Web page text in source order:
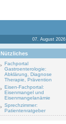
07. August 2026
Nützliches
Fachportal
Gastroenterologie:
Abklärung, Diagnose
Therapie, Prävention
Eisen-Fachportal:
Eisenmangel und
Eisenmangelanämie
Sprechzimmer:
Patientenratgeber